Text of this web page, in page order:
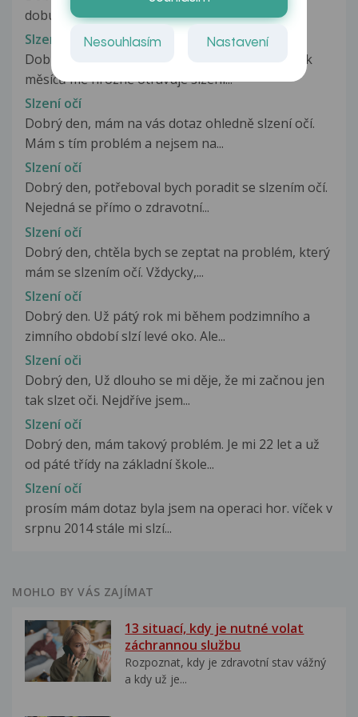
dobu(15 minut) začnou pálit...
Slzení očí
Dobrý den. Jsem už na nervy. Posledních několik
měsíců mě hrozně otravuje slzení...
Slzení očí
Dobrý den, mám na vás dotaz ohledně slzení očí.
Mám s tím problém a nejsem na...
Slzení očí
Dobrý den, potřeboval bych poradit se slzením očí.
Nejedná se přímo o zdravotní...
Slzení očí
Dobrý den, chtěla bych se zeptat na problém, který
mám se slzením očí. Vždycky,...
Slzení očí
Dobrý den. Už pátý rok mi během podzimního a
zimního období slzí levé oko. Ale...
Slzení oči
Dobrý den, Už dlouho se mi děje, že mi začnou jen
tak slzet oči. Nejdříve jsem...
Slzení očí
Dobrý den, mám takový problém. Je mi 22 let a už
od páté třídy na základní škole...
Slzení očí
prosím mám dotaz byla jsem na operaci hor. víček v
srpnu 2014 stále mi slzí...
MOHLO BY VÁS ZAJÍMAT
13 situací, kdy je nutné volat
záchrannou službu
Rozpoznat, kdy je zdravotní stav vážný
a kdy už je...
Nesouhlasím Nastavení